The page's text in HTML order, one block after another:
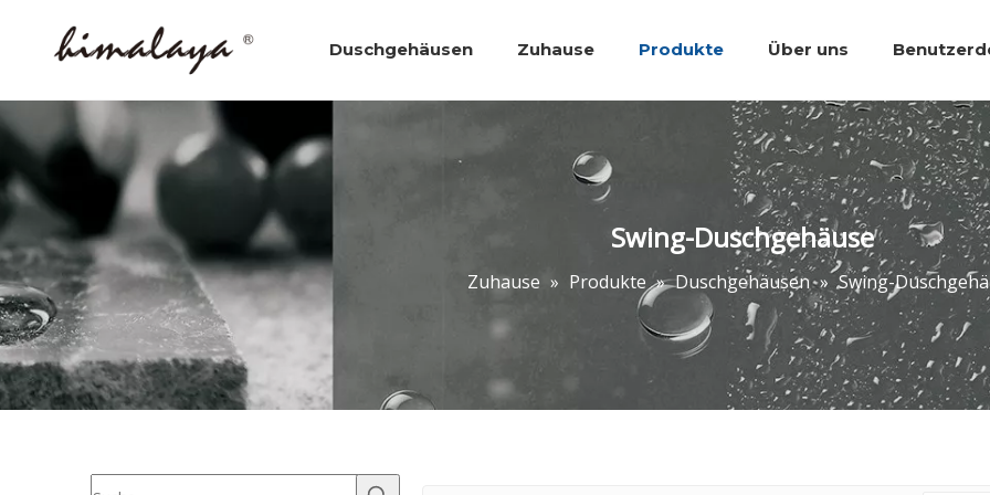
Duschgehäusen Zuhause Produkte Über uns
Swing-Duschgehäuse
Zuhause » Produkte » Duschgehäusen » Swing-